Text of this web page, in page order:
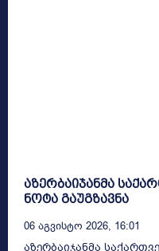
აზერბაიჯანმა
ნოტა გაუგზავნა
06 Აგვისტო 2026, 16:01
აზერბაიჯანმა